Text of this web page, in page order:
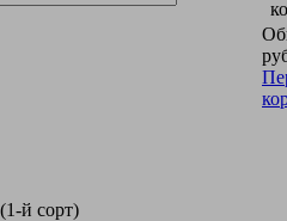
й сорт)